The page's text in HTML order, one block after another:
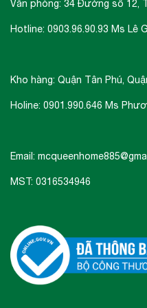
gian nhà bếp. Chắc
list lựa chọn của bất
Văn phòng: 34 Đường số 12,
Hotline: 0903.96.90.93 Ms Lê
Kho hàng: Quận Tân Phú,
Holine: 0901.990.646 Ms
Email:
MST: 0316534946